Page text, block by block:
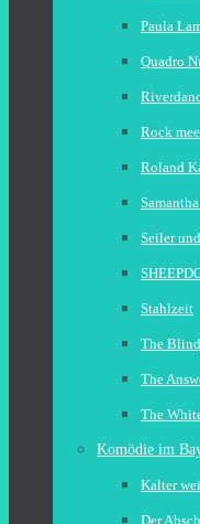
Paula
Quadro
Rock
Roland
Seiler
Stahlzeit
The Blind
The
The
Komödie im
Kalter
Der